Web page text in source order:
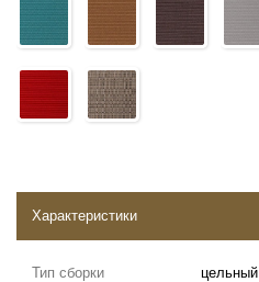
Характеристики
Тип сборки цельный